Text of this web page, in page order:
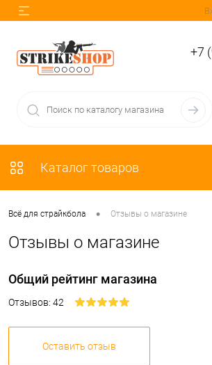
+7
Каталог товаров
Всё для страйкбола • Отзывы о магазине
Отзывы о магазине
Общий рейтинг магазина
Отзывов: 42
Оставить отзыв